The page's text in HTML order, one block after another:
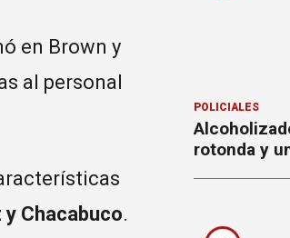
en Brown y
al personal
y Chacabuco.
POLICIALES
rotonda y